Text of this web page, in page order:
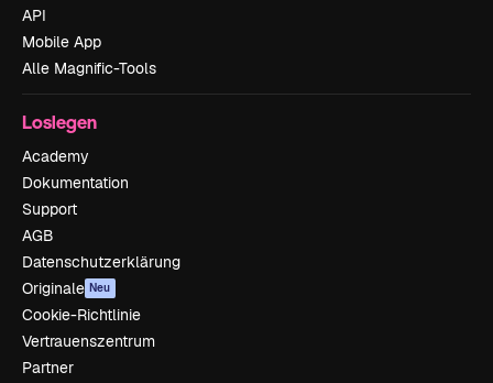
API
Mobile App
Alle Magnific-Tools
Loslegen
Academy
Dokumentation
Support
AGB
Datenschutzerklärung
Originale Neu
Cookie-Richtlinie
Vertrauenszentrum
Partner